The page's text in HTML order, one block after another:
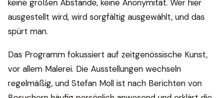
keine großen Abstände, keine Anonymität. Wer hier
ausgestellt wird, wird sorgfältig ausgewählt, und das
spürt man.
Das Programm fokussiert auf zeitgenössische Kunst,
vor allem Malerei. Die Ausstellungen wechseln
regelmäßig, und Stefan Moll ist nach Berichten von